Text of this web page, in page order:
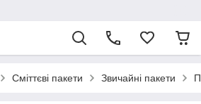
Сміттєві пакети Звичайні пакети